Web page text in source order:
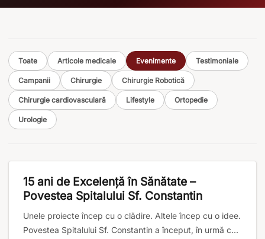
Toate Articole medicale Evenimente Testimoniale
Campanii Chirurgie Chirurgie Robotică
Chirurgie cardiovasculară Lifestyle Ortopedie
Urologie
15 ani de Excelență în Sănătate –
Povestea Spitalului Sf. Constantin
Unele proiecte încep cu o clădire. Altele încep cu o idee.
Povestea Spitalului Sf. Constantin a început, în urmă cu